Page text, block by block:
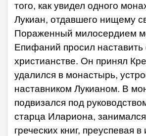
того, как увидел одного
Лукиан, отдавшего нищему
Пораженный милосердием
Епифаний просил наставить
христианстве. Он принял
удалился в монастырь,
наставником Лукианом. В
подвизался под
старца Илариона,
греческих книг, преуспевая в